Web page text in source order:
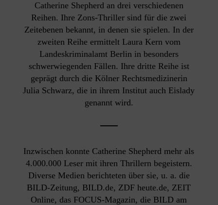
Catherine Shepherd an drei verschiedenen
Reihen. Ihre Zons-Thriller sind für die zwei
Zeitebenen bekannt, in denen sie spielen. In der
zweiten Reihe ermittelt Laura Kern vom
Landeskriminalamt Berlin in besonders
schwerwiegenden Fällen. Ihre dritte Reihe ist
geprägt durch die Kölner Rechtsmedizinerin
Julia Schwarz, die in ihrem Institut auch Eislady
genannt wird.
Inzwischen konnte Catherine Shepherd mehr als
4.000.000 Leser mit ihren Thrillern begeistern.
Diverse Medien berichteten über sie, u. a. die
BILD-Zeitung, BILD.de, ZDF heute.de, ZEIT
Online, das FOCUS-Magazin, die BILD am